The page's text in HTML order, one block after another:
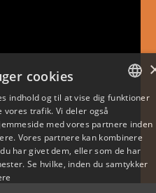
ENGLISH
cookies
indhold og til at vise dig funktioner
trafik. Vi deler også
med vores partnere inden
Vores partnere kan kombinere
har givet dem, eller som de har
Se hvilke, inden du samtykker